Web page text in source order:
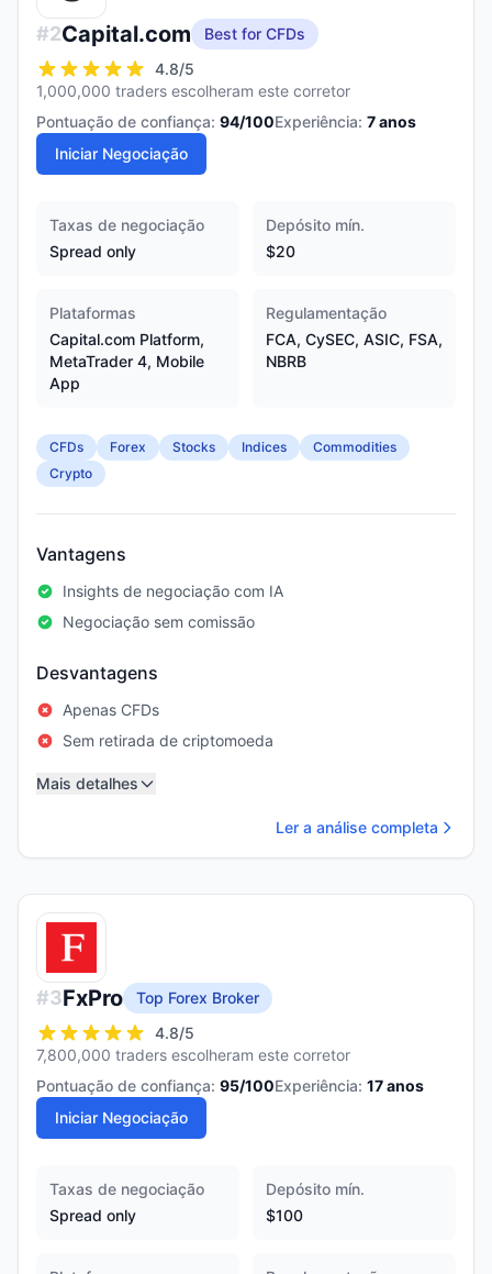
#2Capital.com
Best for CFDs
4.8/5
1,000,000 traders escolheram este corretor
Pontuação de confiança: 94/100Experiência: 7anos
Iniciar Negociação
Taxas de negociação
Spread only
Depósito mín.
$20
Plataformas
Capital.com Platform,
MetaTrader 4, Mobile
App
Regulamentação
FCA, CySEC, ASIC, FSA,
NBRB
CFDs Forex Stocks Indices
Commodities
Crypto
Vantagens
Insights de negociação com IA
Negociação sem comissão
Desvantagens
Apenas CFDs
Sem retirada de criptomoeda
Mais detalhes
Ler a análise completa
#3FxPro
Top Forex Broker
4.8/5
7,800,000 traders escolheram este corretor
Pontuação de confiança: 95/100Experiência: 17anos
Iniciar Negociação
Taxas de negociação
Spread only
Depósito mín.
$100